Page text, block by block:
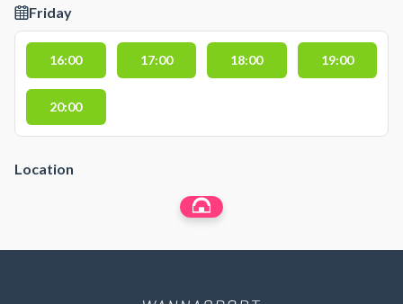
Friday
16:00 17:00 18:00 19:00
20:00
Location